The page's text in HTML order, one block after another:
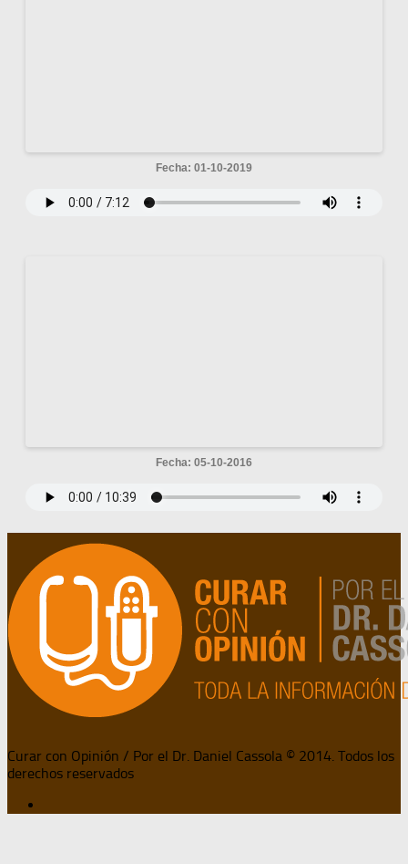
Fecha: 01-10-2019
Fecha: 05-10-2016
Curar con Opinión / Por el Dr. Daniel Cassola © 2014. Todos los
derechos reservados